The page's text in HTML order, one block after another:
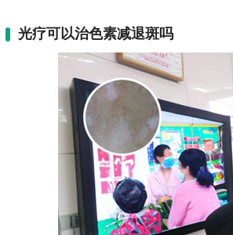
光疗可以治色素减退斑吗